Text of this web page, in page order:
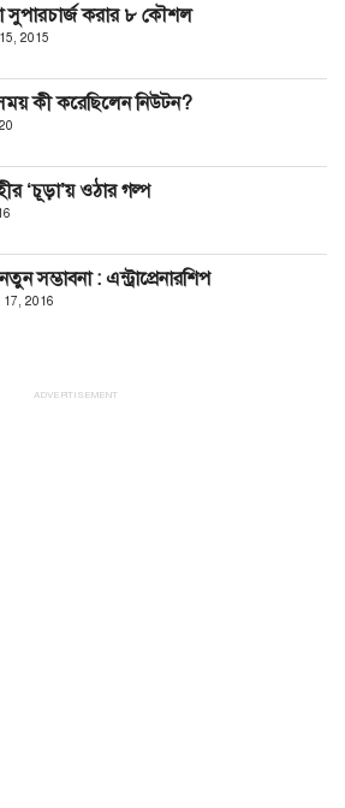
সুপারচার্জ করার ৮ কৌশল
2015
কী করেছিলেন নিউটন?
‘চূড়া’য় ওঠার গল্প
সম্ভাবনা : এন্ট্রাপ্রেনারশিপ
17, 2016
ADVERTISEMENT